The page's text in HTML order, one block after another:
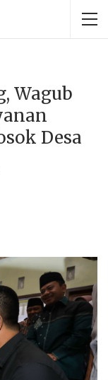
Wagub
Desa